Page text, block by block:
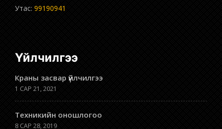
Утас: 99190941
Үйлчилгээ
Краны засвар үйлчилгээ
1 САР 21, 2021
Техникийн оношлогоо
8 САР 28, 2019